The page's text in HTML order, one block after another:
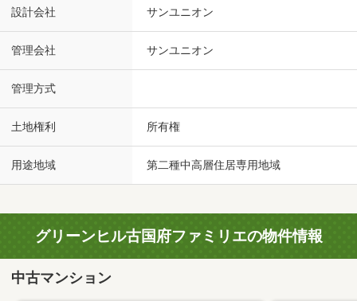
設計会社 サンユニオン
管理会社 サンユニオン
管理方式
土地権利 所有権
用途地域 第二種中高層住居専用地域
グリーンヒル古国府ファミリエの物件情報
中古マンション